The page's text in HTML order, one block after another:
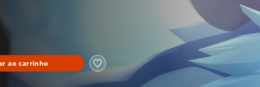
ao carrinho